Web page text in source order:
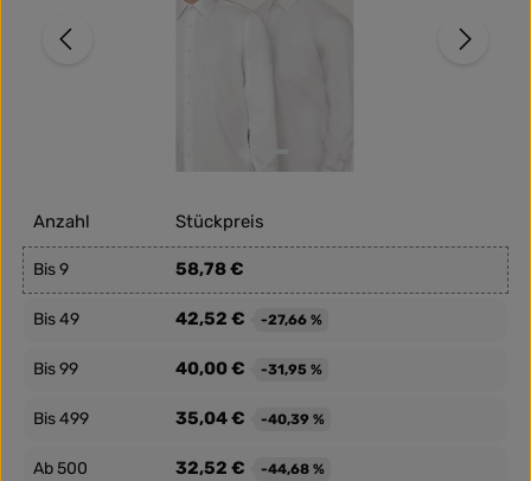
Anzahl Stückpreis
Bis9 58,78 €
Bis49 42,52 € -27,66 %
Bis99 40,00 € -31,95 %
Bis499 35,04 € -40,39 %
Ab500 32,52 € -44,68 %